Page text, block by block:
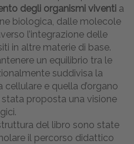
degli organismi viventi a
biologica, dalle molecole
l’integrazione delle
in altre materie di base.
un equilibrio tra le
suddivisa la
e quella d’organo
proposta una visione
del libro sono state
il percorso didattico